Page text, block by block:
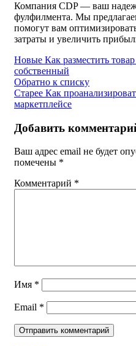
Компания CDP — ваш
фулфилмента. Мы
помогут вам
затраты и увеличить
Новые Как разместить
собственный
Обратно к списку
Старее Как
маркетплейсе
Добавить
Ваш адрес email не будет
помечены *
Комментарий *
Имя *
Email *